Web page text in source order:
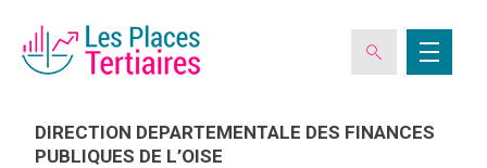
DIRECTION DEPARTEMENTALE DES FINANCES
PUBLIQUES DE L’OISE